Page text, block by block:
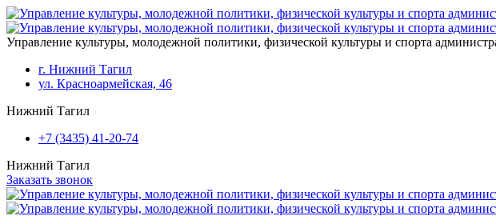
Перейти к основному содержанию
Управление культуры, молодежной политики, физической культуры и спорта
г. Нижний Тагил
ул. Красноармейская, 46
Нижний Тагил
+7 (3435) 41-20-74
Нижний Тагил
Заказать звонок